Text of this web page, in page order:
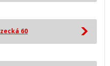
60